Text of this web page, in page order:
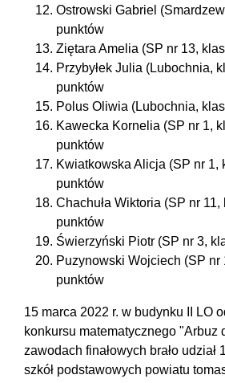
Ostrowski Gabriel
punktów
Ziętara Amelia (SP nr 13,
Przybyłek Julia (Lubochnia,
punktów
Polus Oliwia (Lubochnia,
Kawecka Kornelia (SP nr 1,
punktów
Kwiatkowska Alicja (SP nr 1,
punktów
Chachuła Wiktoria (SP nr
punktów
Świerzyński Piotr (SP nr 3,
Puzynowski Wojciech (SP nr
punktów
15 marca 2022 r. w budynku II LO
konkursu matematycznego "Arbuz
zawodach finałowych brało udział
szkół podstawowych powiatu